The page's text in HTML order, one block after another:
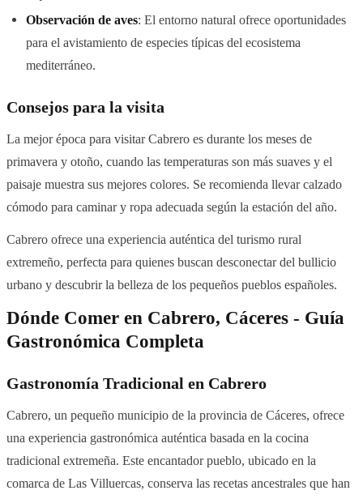
Observación de aves: El entorno natural ofrece oportunidades
para el avistamiento de especies típicas del ecosistema
mediterráneo.
Consejos para la visita
La mejor época para visitar Cabrero es durante los meses de
primavera y otoño, cuando las temperaturas son más suaves y el
paisaje muestra sus mejores colores. Se recomienda llevar calzado
cómodo para caminar y ropa adecuada según la estación del año.
Cabrero ofrece una experiencia auténtica del turismo rural
extremeño, perfecta para quienes buscan desconectar del bullicio
urbano y descubrir la belleza de los pequeños pueblos españoles.
Dónde Comer en Cabrero, Cáceres - Guía
Gastronómica Completa
Gastronomía Tradicional en Cabrero
Cabrero, un pequeño municipio de la provincia de Cáceres, ofrece
una experiencia gastronómica auténtica basada en la cocina
tradicional extremeña. Este encantador pueblo, ubicado en la
comarca de Las Villuercas, conserva las recetas ancestrales que han